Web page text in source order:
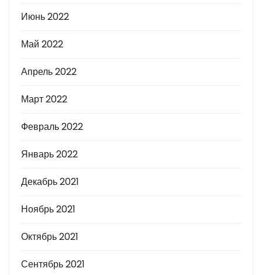
Июнь 2022
Май 2022
Апрель 2022
Март 2022
Февраль 2022
Январь 2022
Декабрь 2021
Ноябрь 2021
Октябрь 2021
Сентябрь 2021